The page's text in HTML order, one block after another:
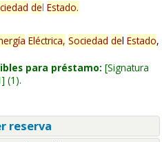
del Estado.
Eléctrica, Sociedad del Estado,
para préstamo: Signatura
(1).
reserva